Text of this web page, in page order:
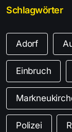
Schlagwörter
Adorf
Einbruch
Polizei